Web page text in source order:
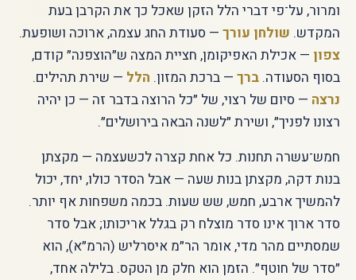
ומרור, על־פי דברי הלל הזקן שאכל כך את הקרבן בעת
המקדש. שולחן עורך — סעודת החג עצמה, ארוכה ושופעת.
צפון — אכילת האפיקומן, חציית המצה ש״הוצפנה״ קודם,
בסוף הסעודה. ברך — ברכת המזון. הלל — שירת תהילים.
נרצה — סיום של רצוי, של ״כל הרוצה בדבר זה — כן יהיה
רצונו לפניך״, ושירת ״לשנה הבאה בירושלים״.
חמש־עשרה תחנות. כל אחת קצרה לכשעצמה — מקצתן
בנות דקה, מקצתן בנות שעה — אבל הסדר כולו, יחד, יכול
להמשיך ארבע, חמש, שש שעות. בכמה משפחות אף יותר.
סדר ארוך אינו סדר מוצלח רק בגלל אריכותו; אבל סדר
שמסתיים מהר מדי, אומר הר״מ איסרליש (הרמ״א), הוא
״סדר של חוטף״. הזמן הוא חלק מן הטקס. בלילה אחד,